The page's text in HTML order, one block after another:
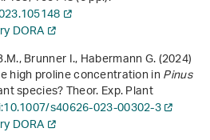
DORA
Brunner I., Habermann G. (2024)
high proline concentration inPinus
species? Theor. Exp. Plant
s40626-023-00302-3
DORA